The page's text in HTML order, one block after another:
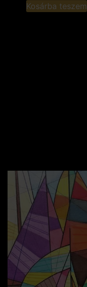
Kosárba teszem